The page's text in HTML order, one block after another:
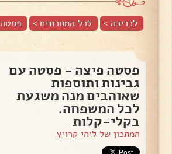
לכריכה > לכל המתכונים > פסטה
פסטה פיצה - פסטה עם
גבינות ותוספות
שאוהבים מנה משגעת
לכל המשפחה.
בקלי-קלות
המתכון של ליהי קרויץ